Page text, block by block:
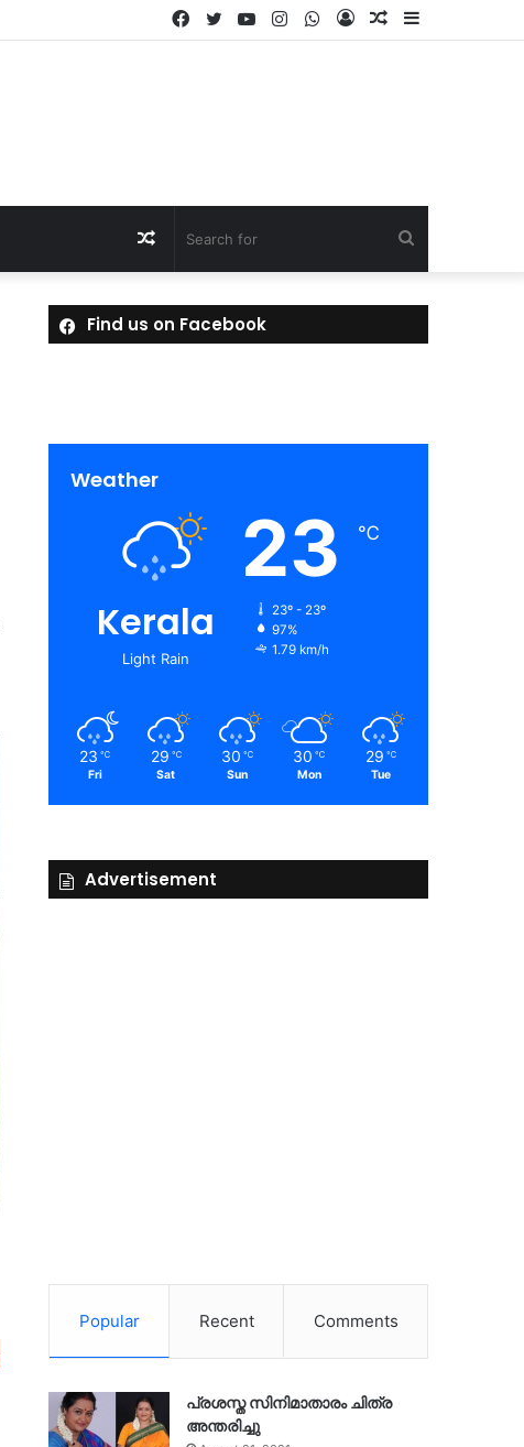
Sidebar
Random
Log
WhatsApp
Instagram
YouTube
Twitter
Facebook
for
Random
Article
Find us on Facebook
Weather
Kerala
Light Rain
23 ℃
23º - 23º
97%
1.79 km/h
23 ℃
Fri
29 ℃
Sat
30 ℃
Sun
30 ℃
Mon
29 ℃
Tue
Advertisement
Popular Recent Comments
പ്രശസ്ത സിനിമാതാരം ചിത്ര
അന്തരിച്ചു